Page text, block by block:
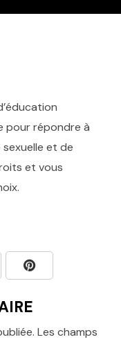
pour répondre à
et de
et vous
Les champs